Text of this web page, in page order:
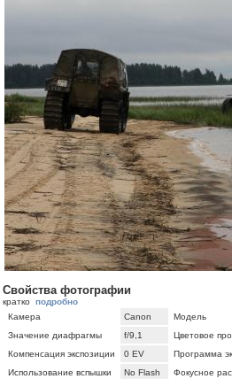
Свойства фотографии
кратко подробно
Камера
Canon
Модель
Значение диафрагмы
f/9,1
Цветовое
Компенсация экспозиции
0 EV
Программа
Использование вспышки
No Flash
Фокусное